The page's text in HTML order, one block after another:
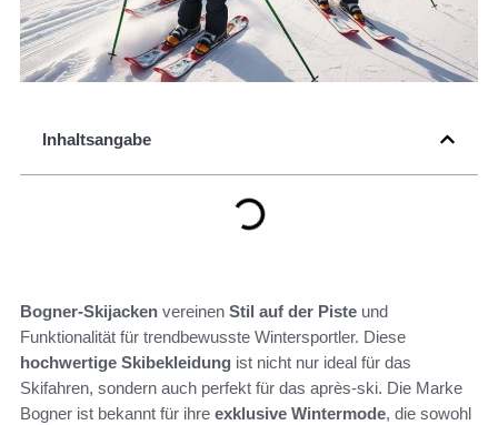
Inhaltsangabe
Bogner-Skijacken vereinen Stil auf der Piste und
Funktionalität für trendbewusste Wintersportler. Diese
hochwertige Skibekleidung ist nicht nur ideal für das
Skifahren, sondern auch perfekt für das après-ski. Die Marke
Bogner ist bekannt für ihre exklusive Wintermode, die sowohl